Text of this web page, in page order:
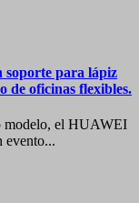
soporte para lápiz
de oficinas flexibles.
modelo, el HUAWEI
evento...